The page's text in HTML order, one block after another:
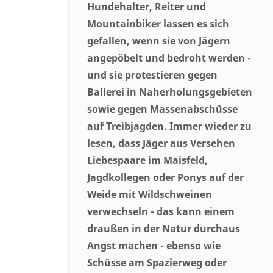
Hundehalter, Reiter und
Mountainbiker lassen es sich
gefallen, wenn sie von Jägern
angepöbelt und bedroht werden -
und sie protestieren gegen
Ballerei in Naherholungsgebieten
sowie gegen Massenabschüsse
auf Treibjagden. Immer wieder zu
lesen, dass Jäger aus Versehen
Liebespaare im Maisfeld,
Jagdkollegen oder Ponys auf der
Weide mit Wildschweinen
verwechseln - das kann einem
draußen in der Natur durchaus
Angst machen - ebenso wie
Schüsse am Spazierweg oder